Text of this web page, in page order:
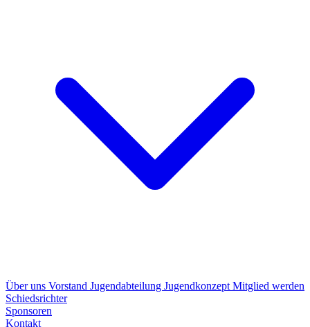
Über uns Vorstand Jugendabteilung Jugendkonzept Mitglied werden
Schiedsrichter
Sponsoren
Kontakt